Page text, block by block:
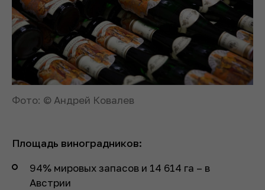
Фото: © Андрей Ковалев
Площадь виноградников:
94% мировых запасов и 14 614 га – в
Австрии